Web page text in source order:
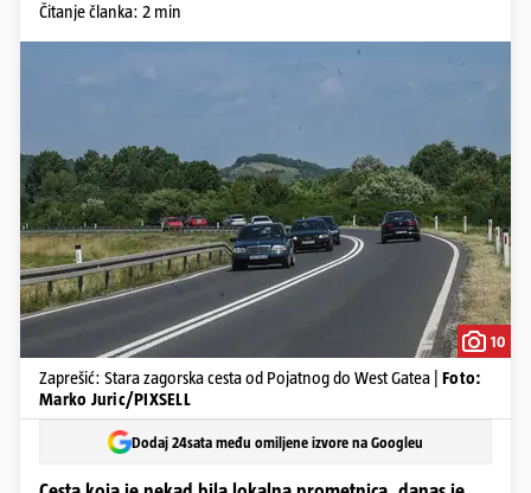
Čitanje članka: 2 min
10
Zaprešić: Stara zagorska cesta od Pojatnog do West Gatea | Foto:
Marko Juric/PIXSELL
Dodaj 24sata među omiljene izvore na Googleu